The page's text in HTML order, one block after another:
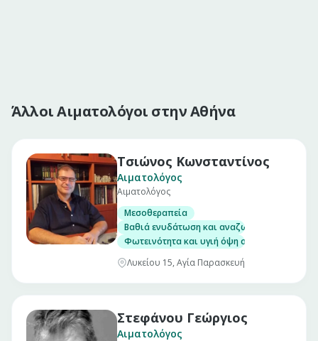
Άλλοι Αιματολόγοι στην Αθήνα
Τσιώνος Κωνσταντίνος
Αιματολόγος
Αιματολόγος
Μεσοθεραπεία
Βαθιά ενυδάτωση και αναζωογόνηση του
Φωτεινότητα και υγιή όψη στο δέρμα
Λυκείου 15, Αγία Παρασκευή
Στεφάνου Γεώργιος
Αιματολόγος